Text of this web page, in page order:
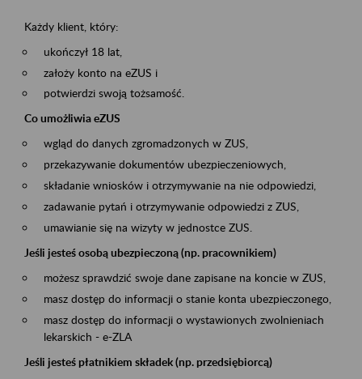
Każdy klient, który:
ukończył 18 lat,
założy konto na eZUS i
potwierdzi swoją tożsamość.
Co umożliwia eZUS
wgląd do danych zgromadzonych w ZUS,
przekazywanie dokumentów ubezpieczeniowych,
składanie wniosków i otrzymywanie na nie odpowiedzi,
zadawanie pytań i otrzymywanie odpowiedzi z ZUS,
umawianie się na wizyty w jednostce ZUS.
Jeśli jesteś osobą ubezpieczoną (np. pracownikiem)
możesz sprawdzić swoje dane zapisane na koncie w ZUS,
masz dostęp do informacji o stanie konta ubezpieczonego,
masz dostęp do informacji o wystawionych zwolnieniach
lekarskich - e-ZLA
Jeśli jesteś płatnikiem składek (np. przedsiębiorcą)